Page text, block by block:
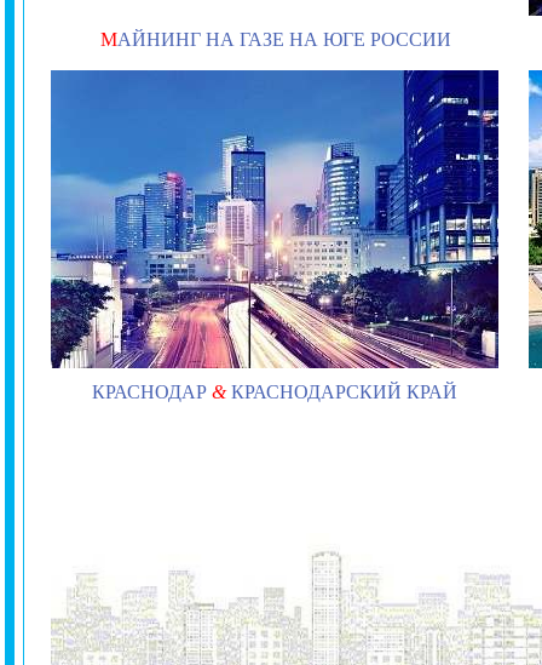
МАЙНИНГ НА ГАЗЕ НА ЮГЕ РОССИИ
КРАСНОДАР &КРАСНОДАРСКИЙ КРАЙ